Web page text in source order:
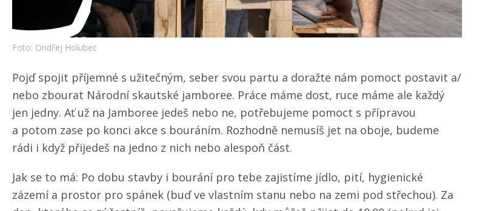
Foto: Ondřej Holubec
Pojď spojit příjemné s užitečným, seber svou partu a doražte nám pomoct postavit a/​
nebo zbourat Národní skautské jamboree. Práce máme dost, ruce máme ale každý
jen jedny. Ať už na Jamboree jedeš nebo ne, potřebujeme pomoct s přípravou
a potom zase po konci akce s bouráním. Rozhodně nemusíš jet na oboje, budeme
rádi i když přijedeš na jedno z nich nebo alespoň část.
Jak se to má: Po dobu stavby i bourání pro tebe zajistíme jídlo, pití, hygienické
zázemí a prostor pro spánek (buď ve vlastním stanu nebo na zemi pod střechou). Za